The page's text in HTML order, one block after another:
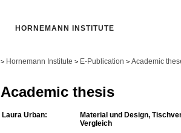
HORNEMANN INSTITUTE
> Hornemann Institute > E-Publication > Academic
Academic thesis
Laura Urban:
Material und Design,
Vergleich